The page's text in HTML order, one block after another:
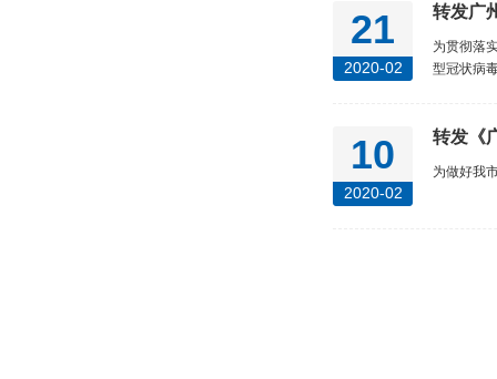
21
2020-02
转发广
为贯彻落
型冠状病
10
2020-02
转发《
为做好我